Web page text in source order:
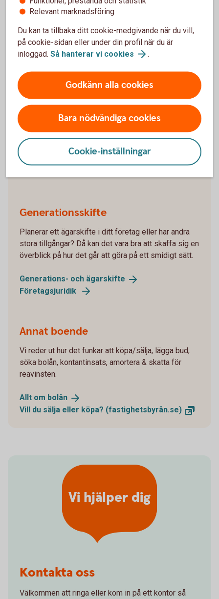
blir lägre. Hellre lite men regelbundet. Hitta det sätt
att spara på som passar dig, din ekonomi och dina
mål.
Spara ochplacera
Trygghet
Vi hjälper dig med liv- och sakförsäkringar. Och du
kan få råd om familjejuridik, till exempel testamente,
arv & gåva.
Försäkringar
Generationsskifte
Planerar ett ägarskifte i ditt företag eller har andra
stora tillgångar? Då kan det vara bra att skaffa sig en
överblick på hur det går att göra på ett smidigt sätt.
Generations- och ägarskifte
Företagsjuridik
Annat boende
Vi reder ut hur det funkar att köpa/sälja, lägga bud,
söka bolån, kontantinsats, amortera & skatta för
reavinsten.
Allt om bolån
Vill du sälja eller köpa? (fastighetsbyrån.se)
Vi hjälper dig
Kontakta oss
Välkommen att ringa eller kom in på ett kontor så
Relevant marknadsföring
Du kan ta tillbaka ditt cookie-medgivande när du vill,
på cookie-sidan eller under din profil när du är
inloggad. Så hanterar vi cookies .
Godkänn alla cookies
Bara nödvändiga cookies
Cookie-inställningar